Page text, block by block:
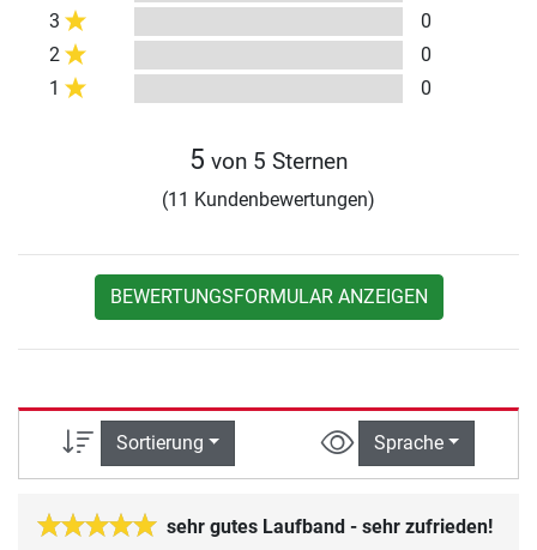
3
0
2
0
1
0
5 von 5 Sternen
(11 Kundenbewertungen)
BEWERTUNGSFORMULAR ANZEIGEN
Sortierung Sprache
sehr gutes Laufband - sehr zufrieden!